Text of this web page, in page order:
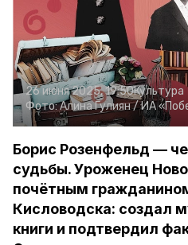
26 июня 2025, 19:50Культура
Фото:Алина Гулиян /ИА
Борис Розенфельд —
судьбы. Уроженец
почётным
Кисловодска: создал
книги и подтвердил